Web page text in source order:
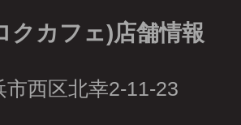
クカフェ)店舗情報
市西区北幸2-11-23